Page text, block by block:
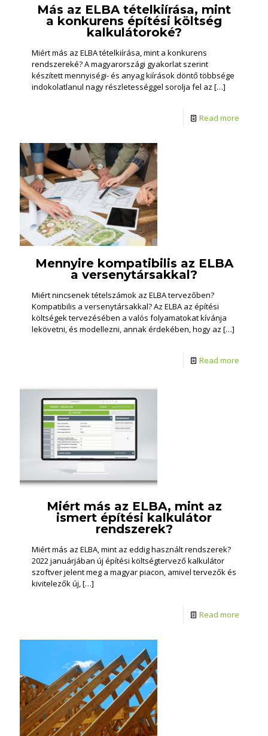
Más az ELBA tételkiírása, mint
a konkurens építési költség
kalkulátoroké?
Miért más az ELBA tételkiírása, mint a konkurens
rendszereké? A magyarországi gyakorlat szerint
készített mennyiségi- és anyag kiírások döntő többsége
indokolatlanul nagy részletességgel sorolja fel az […]
Read more
Mennyire kompatibilis az ELBA
a versenytársakkal?
Miért nincsenek tételszámok az ELBA tervezőben?
Kompatibilis a versenytársakkal? Az ELBA az építési
költségek tervezésében a valós folyamatokat kívánja
lekövetni, és modellezni, annak érdekében, hogy az […]
Read more
Miért más az ELBA, mint az
ismert építési kalkulátor
rendszerek?
Miért más az ELBA, mint az eddig használt rendszerek?
2022 januárjában új építési költségtervező kalkulátor
szoftver jelent meg a magyar piacon, amivel tervezők és
kivitelezők új, […]
Read more